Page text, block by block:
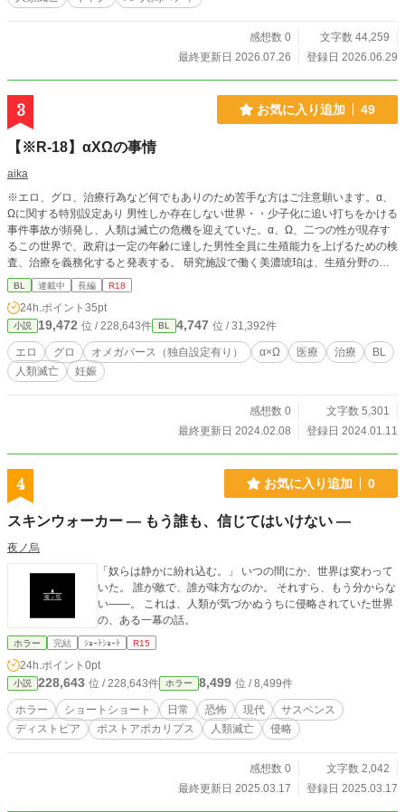
感想数 0
文字数 44,259
最終更新日 2026.07.26
登録日 2026.06.29
3 お気に入り追加 49
【※R-18】αXΩの事情
aika
※エロ、グロ、治療行為など何でもありのため苦手な方はご注意願います。α、
Ωに関する特別設定あり 男性しか存在しない世界・・少子化に追い打ちをかける
事件事故が頻発し、人類は滅亡の危機を迎えていた。α、Ω、二つの性が現存す
るこの世界で、政府は一定の年齢に達した男性全員に生殖能力を上げるための検
査、治療を義務化すると発表する。 研究施設で働く美濃琥珀は、生殖分野の第
一人者として成人男性たちの治療と研究に明け暮れる日々を送っていた・・・・
α、Ωそれぞれの視点から、検査、治療、妊娠、出産・・・を描く。
BL 連載中 長編 R18
24h.ポイント 35pt
小説 19,472 位 / 228,643件 BL 4,747 位 / 31,392件
エロ グロ オメガバース（独自設定有り） α×Ω 医療 治療
BL
人類滅亡
妊娠
感想数 0
文字数 5,301
最終更新日 2024.02.08
登録日 2024.01.11
4 お気に入り追加 0
スキンウォーカー ― もう誰も、信じてはいけない ―
夜ノ烏
「奴らは静かに紛れ込む。」 いつの間にか、世界は変わって
いた。 誰が敵で、誰が味方なのか。 それすら、もう分からな
い——。 これは、人類が気づかぬうちに侵略されていた世界
の、ある一幕の話。
ホラー 完結 ｼｮｰﾄｼｮｰﾄ R15
24h.ポイント 0pt
小説 228,643 位 / 228,643件 ホラー 8,499 位 / 8,499件
ホラー ショートショート 日常 恐怖 現代
サスペンス
ディストピア
ポストアポカリプス 人類滅亡 侵略
感想数 0
文字数 2,042
最終更新日 2025.03.17
登録日 2025.03.17